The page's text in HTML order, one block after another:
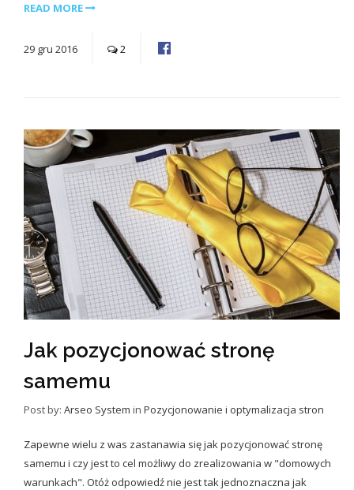
READ MORE
29 gru 2016 2
Jak pozycjonować stronę
samemu
Post by: Arseo System in Pozycjonowanie i optymalizacja stron
Zapewne wielu z was zastanawia się jak pozycjonować stronę
samemu i czy jest to cel możliwy do zrealizowania w "domowych
warunkach". Otóż odpowiedź nie jest tak jednoznaczna jak